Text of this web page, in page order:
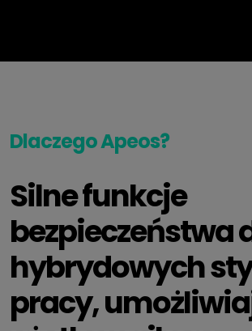
Dlaczego Apeos?
Silne funkcje
bezpieczeństwa
hybrydowych
pracy,